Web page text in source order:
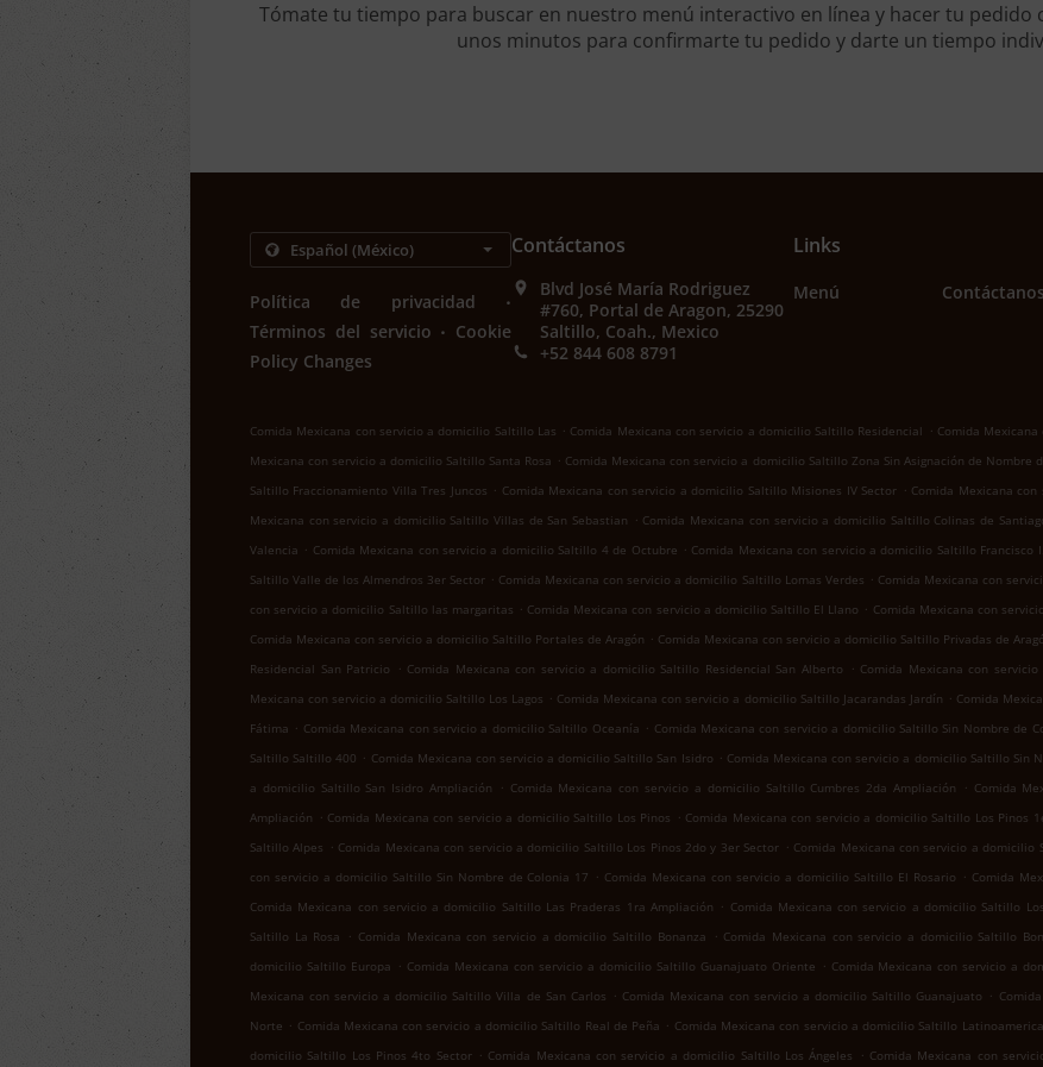
Tómate tu tiempo para buscar en nuestro menú interactivo en línea y hacer tu pedido
unos minutos para confirmarte tu pedido y darte un tiempo
Política de privacidad .
Términos del servicio . Cookie
Policy Changes
Contáctanos
Blvd José María Rodriguez
#760, Portal de Aragon, 25290
Saltillo, Coah., Mexico
+52 844 608 8791
Links
Menú Contáctanos
Comida Mexicana con servicio a domicilio Saltillo Las . Comida Mexicana con servicio a domicilio Saltillo Residencial . Comida
Mexicana con servicio a domicilio Saltillo Santa Rosa . Comida Mexicana con servicio a domicilio Saltillo Zona Sin Asignación de Nombre
Saltillo Fraccionamiento Villa Tres Juncos . Comida Mexicana con servicio a domicilio Saltillo Misiones IV Sector . Comida Mexicana
Mexicana con servicio a domicilio Saltillo Villas de San Sebastian . Comida Mexicana con servicio a domicilio Saltillo Colinas de
Valencia . Comida Mexicana con servicio a domicilio Saltillo 4 de Octubre . Comida Mexicana con servicio a domicilio Saltillo Francisco
Saltillo Valle de los Almendros 3er Sector . Comida Mexicana con servicio a domicilio Saltillo Lomas Verdes . Comida Mexicana con
con servicio a domicilio Saltillo las margaritas . Comida Mexicana con servicio a domicilio Saltillo El Llano . Comida Mexicana con
Comida Mexicana con servicio a domicilio Saltillo Portales de Aragón . Comida Mexicana con servicio a domicilio Saltillo Privadas de
Residencial San Patricio
. Comida Mexicana con servicio a domicilio Saltillo Residencial San Alberto . Comida Mexicana con
Mexicana con servicio a domicilio Saltillo Los Lagos . Comida Mexicana con servicio a domicilio Saltillo Jacarandas Jardín . Comida
Fátima . Comida Mexicana con servicio a domicilio Saltillo Oceanía . Comida Mexicana con servicio a domicilio Saltillo Sin Nombre de
Saltillo Saltillo 400 . Comida Mexicana con servicio a domicilio Saltillo San Isidro . Comida Mexicana con servicio a domicilio Saltillo Sin
a domicilio Saltillo San Isidro Ampliación
. Comida Mexicana con servicio a domicilio Saltillo Cumbres 2da Ampliación . Comida
Ampliación . Comida Mexicana con servicio a domicilio Saltillo Los Pinos . Comida Mexicana con servicio a domicilio Saltillo Los Pinos
Saltillo Alpes . Comida Mexicana con servicio a domicilio Saltillo Los Pinos 2do y 3er Sector . Comida Mexicana con servicio a domicilio
con servicio a domicilio Saltillo Sin Nombre de Colonia 17 . Comida Mexicana con servicio a domicilio Saltillo El Rosario . Comida
Comida Mexicana con servicio a domicilio Saltillo Las Praderas 1ra Ampliación . Comida Mexicana con servicio a domicilio Saltillo
Saltillo La Rosa
. Comida Mexicana con servicio a domicilio Saltillo Bonanza . Comida Mexicana con servicio a domicilio Saltillo
domicilio Saltillo Europa . Comida Mexicana con servicio a domicilio Saltillo Guanajuato Oriente . Comida Mexicana con servicio a
Mexicana con servicio a domicilio Saltillo Villa de San Carlos . Comida Mexicana con servicio a domicilio Saltillo Guanajuato .
Norte . Comida Mexicana con servicio a domicilio Saltillo Real de Peña . Comida Mexicana con servicio a domicilio Saltillo
domicilio Saltillo Los Pinos 4to Sector . Comida Mexicana con servicio a domicilio Saltillo Los Ángeles . Comida Mexicana con